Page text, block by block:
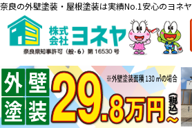
奈良の外壁塗装・屋根塗装は実績No.1安心のヨネヤ
料金一覧 会社案内